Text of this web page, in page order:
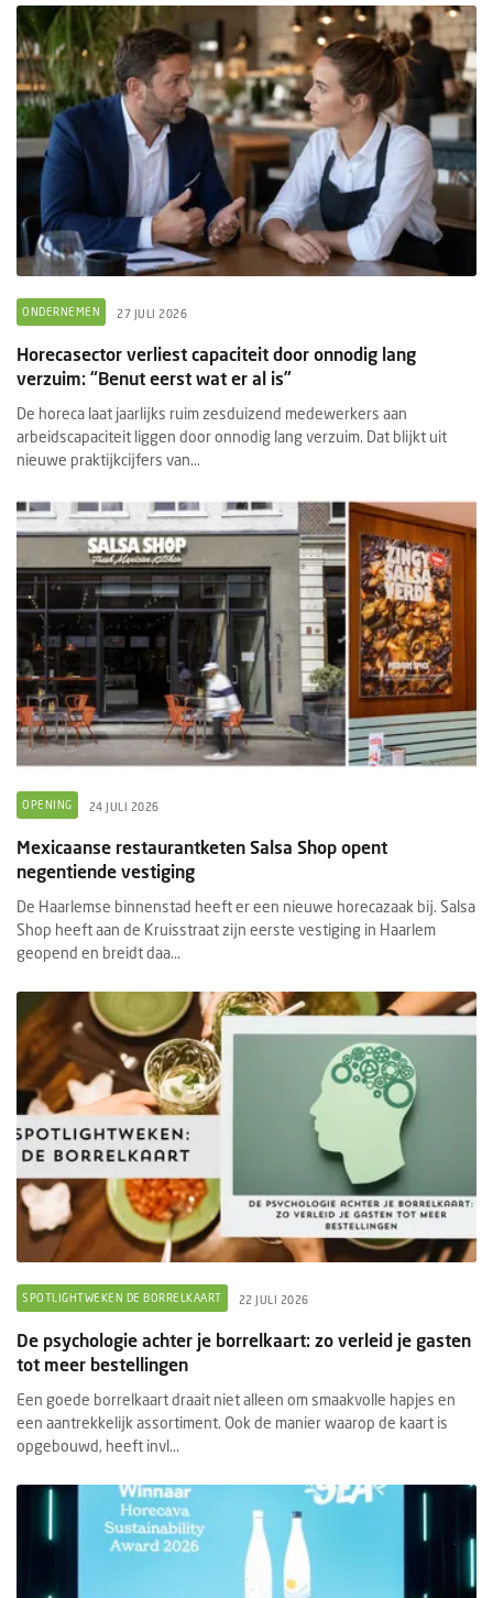
ONDERNEMEN 27 JULI 2026
Horecasector verliest capaciteit door onnodig lang
verzuim: “Benut eerst wat er al is”
De horeca laat jaarlijks ruim zesduizend medewerkers aan
arbeidscapaciteit liggen door onnodig lang verzuim. Dat blijkt uit
nieuwe praktijkcijfers van...
OPENING 24 JULI 2026
Mexicaanse restaurantketen Salsa Shop opent
negentiende vestiging
De Haarlemse binnenstad heeft er een nieuwe horecazaak bij. Salsa
Shop heeft aan de Kruisstraat zijn eerste vestiging in Haarlem
geopend en breidt daa...
SPOTLIGHTWEKEN DE BORRELKAART 22 JULI 2026
De psychologie achter je borrelkaart: zo verleid je gasten
tot meer bestellingen
Een goede borrelkaart draait niet alleen om smaakvolle hapjes en
een aantrekkelijk assortiment. Ook de manier waarop de kaart is
opgebouwd, heeft invl...